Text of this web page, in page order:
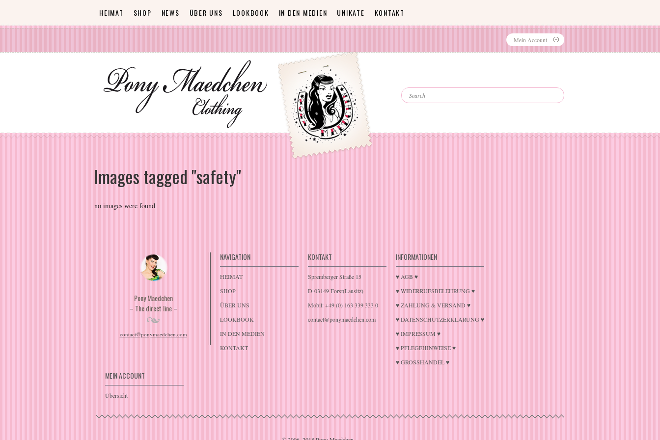
HEIMAT SHOP NEWS ÜBER UNS LOOKBOOK IN DEN MEDIEN UNIKATE KONTAKT
Mein Account
Images tagged "safety"
no images were found
Pony Maedchen
– The direct line –
contact@ponymaedchen.com
NAVIGATION
HEIMAT
SHOP
ÜBER UNS
LOOKBOOK
IN DEN MEDIEN
KONTAKT
KONTAKT
Spremberger Straße 15
D-03149 Forst(Lausitz)
Mobil: +49 (0) 163 339 333 0
contact@ponymaedchen.com
INFORMATIONEN
♥ AGB ♥
♥ WIDERRUFSBELEHRUNG ♥
♥ ZAHLUNG & VERSAND ♥
♥ DATENSCHUTZERKLÄRUNG ♥
♥ IMPRESSUM ♥
♥ PFLEGEHINWEISE ♥
♥ GROSSHANDEL ♥
MEIN ACCOUNT
Übersicht